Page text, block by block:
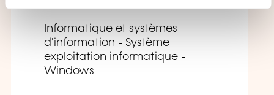
n
Informatique et systèmes
d'information - Système
exploitation informatique -
Windows